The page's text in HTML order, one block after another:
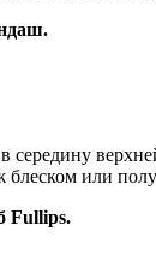
середину
или
Fullips.